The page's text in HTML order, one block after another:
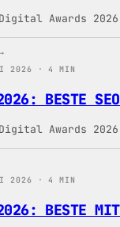
Awards
2026 · 4 MIN
BESTE
Awards
2026 · 4 MIN
BESTE